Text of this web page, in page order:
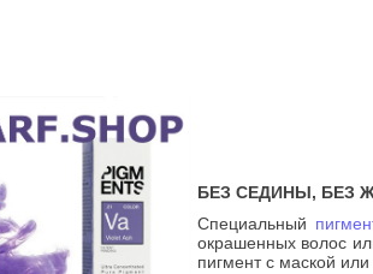
БЕЗ СЕДИНЫ, БЕЗ
Специальный
окрашенных волос
пигмент с маской или